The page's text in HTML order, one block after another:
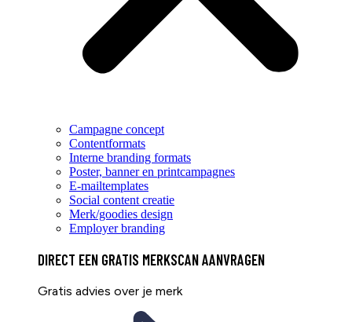
Campagne concept
Contentformats
Interne branding formats
Poster, banner en printcampagnes
E-mailtemplates
Social content creatie
Merk/goodies design
Employer branding
DIRECT EEN GRATIS MERKSCAN AANVRAGEN
Gratis advies over je merk